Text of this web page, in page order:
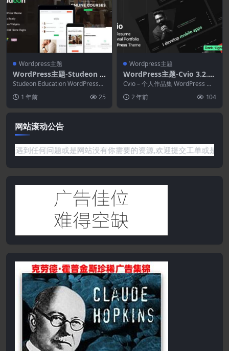
Wordpress主题
WordPress主题-Studeon 1.
1.16–教育中心和培训课程W
ordPress主题
Studeon Education WordPress
主题是一款简洁、响应迅速...
1 年前 25
Wordpress主题
WordPress主题-Cvio 3.2.7–
个人作品集WordPress主题
Cvio – 个人作品集 WordPress 主
题最适合开发人员、设计师、程序
员...2 年前 104
网站滚动公告
息资源!如果遇到任何问题或是网站没有你需要的资源,欢迎提交